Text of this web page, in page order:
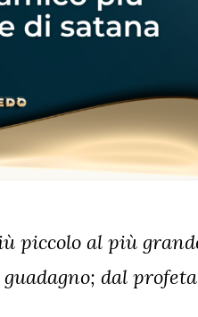
piccolo al più
guadagno; dal